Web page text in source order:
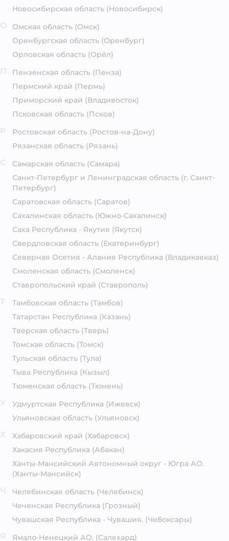
Новосибирская область (Новосибирск)
Омская область (Омск)
Оренбургская область (Оренбург)
Орловская область (Орёл)
Пензенская область (Пенза)
Пермский край (Пермь)
Приморский край (Владивосток)
Псковская область (Псков)
Ростовская область (Ростов-на-Дону)
Рязанская область (Рязань)
Самарская область (Самара)
Санкт-Петербург и Ленинградская область (г. Санкт-
Петербург)
Саратовская область (Саратов)
Сахалинская область (Южно-Сахалинск)
Саха Республика - Якутия (Якутск)
Свердловская область (Екатеринбург)
Северная Осетия - Алания Республика (Владикавказ)
Смоленская область (Смоленск)
Ставропольский край (Ставрополь)
Тамбовская область (Тамбов)
Татарстан Республика (Казань)
Тверская область (Тверь)
Томская область (Томск)
Тульская область (Тула)
Тыва Республика (Кызыл)
Тюменская область (Тюмень)
Удмуртская Республика (Ижевск)
Ульяновская область (Ульяновск)
Хабаровский край (Хабаровск)
Хакасия Республика (Абакан)
Ханты-Мансийский Автономный округ - Югра АО.
(Ханты-Мансийск)
Челябинская область (Челябинск)
Чеченская Республика (Грозный)
Чувашская Республика - Чувашия. (Чебоксары)
Ямало-Ненецкий АО. (Салехард)